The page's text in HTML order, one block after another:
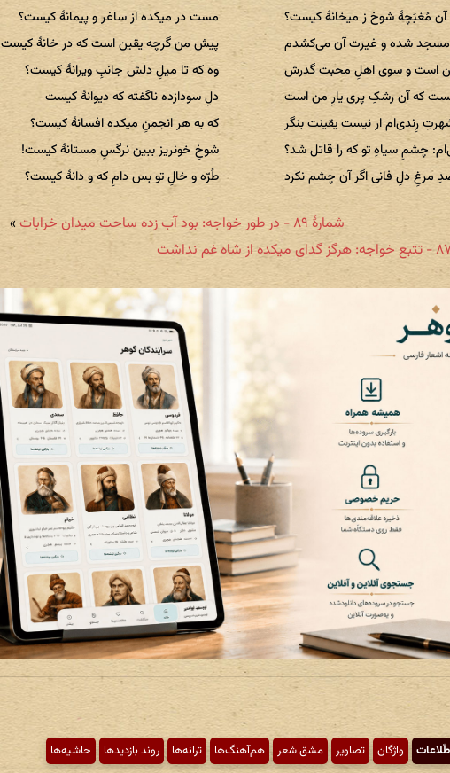
آن مُغبَچهٔ شوخ ز میخانهٔ کیست؟
مست در میکده از ساغر و پیمانهٔ کیست؟
شده و غیرت آن می‌کشدم
پیش من گرچه یقین است که در خانهٔ کیست
است و سوی اهلِ محبت گذرش
وه که تا میلِ دلش جانبِ ویرانهٔ کیست؟
که آن رشکِ پری یارِ من است
دلِ سودازده ناگفته که دیوانهٔ کیست
رِندی‌ام ار نیست یقینت بنگر
که به هر انجمنِ میکده افسانهٔ کیست؟
چشمِ سیاهِ تو که را قاتل شد؟
شوخِ خونریز ببین نرگسِ مستانهٔ کیست!
مرغِ دلِ فانی اگر آن چشم نکرد
طُرّه و خالِ تو بس دامِ که و دانهٔ کیست؟
شمارهٔ ۸۹ - در طور خواجه: بود آب زده ساحت میدان خرابات »
واژگان تصاویر مشق شعر هم‌آهنگ‌ها ترانه‌ها روند بازدیدها حاشیه‌ها